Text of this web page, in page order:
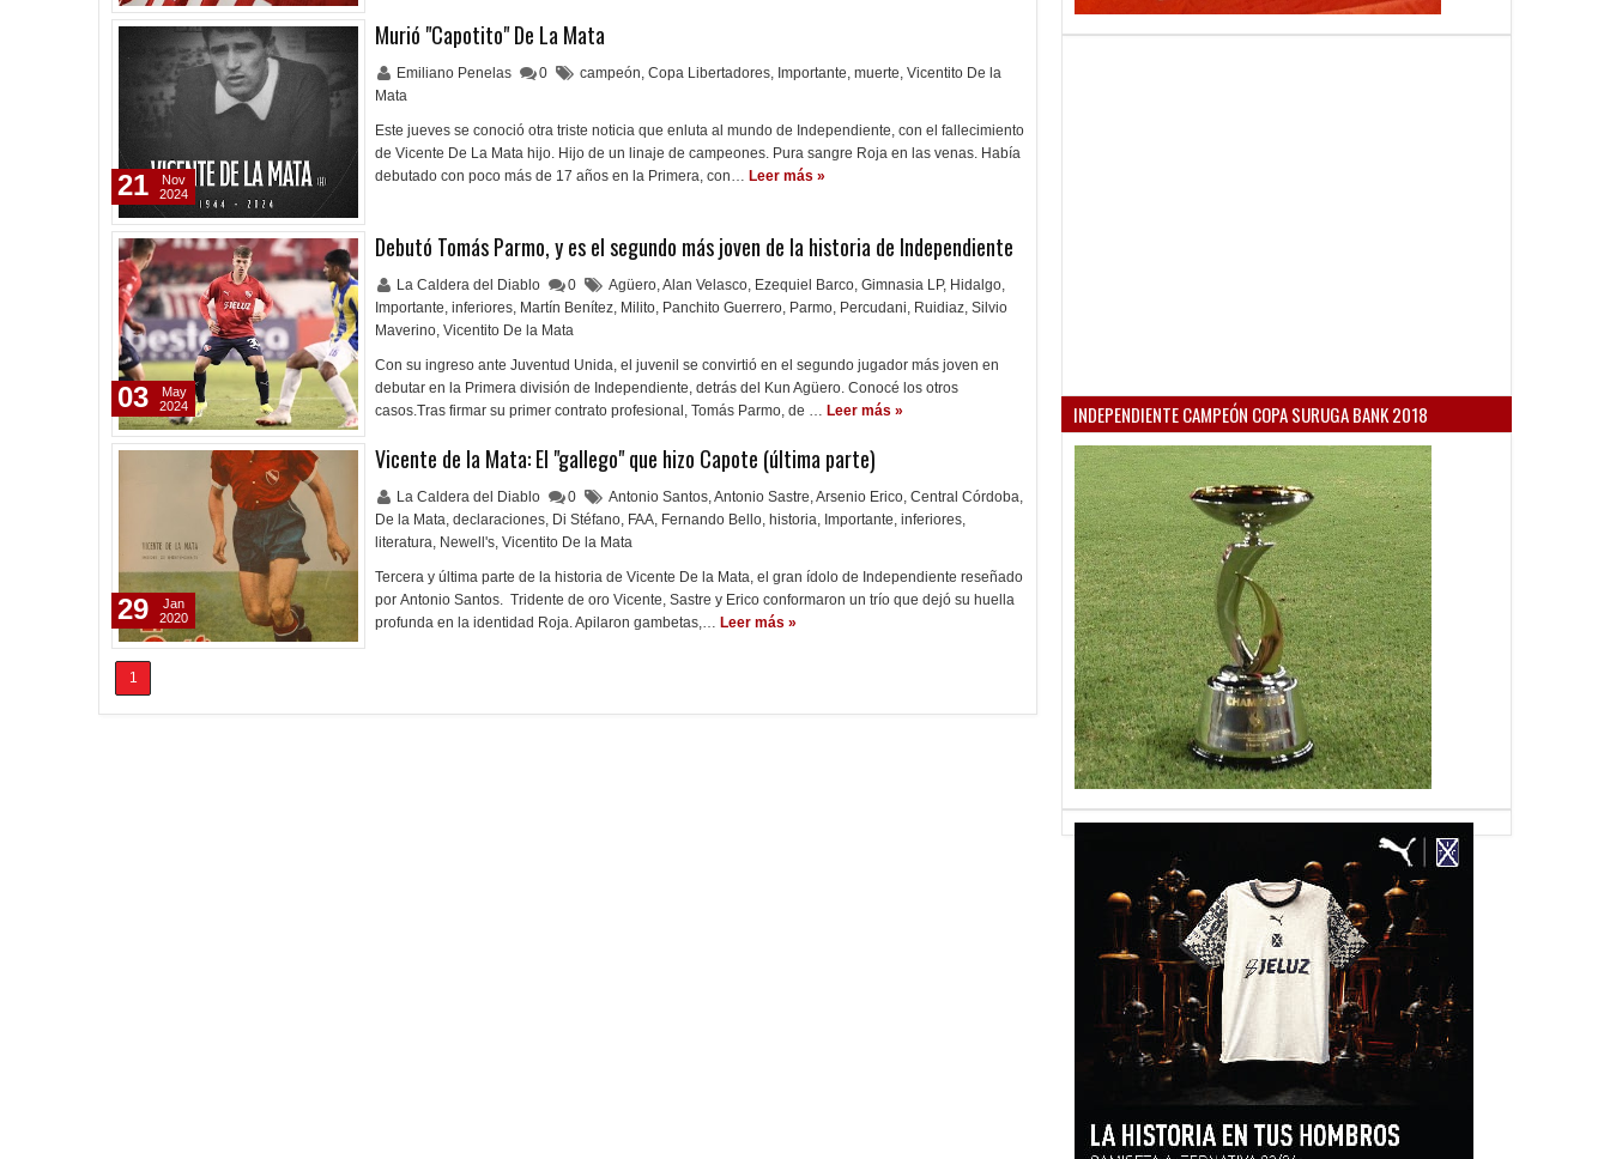
Murió "Capotito" De La Mata
Emiliano Penelas 0 campeón, Copa Libertadores, Importante, muerte, Vicentito De la
Mata
Este jueves se conoció otra triste noticia que enluta al mundo de Independiente, con el fallecimiento
de Vicente De La Mata hijo. Hijo de un linaje de campeones. Pura sangre Roja en las venas. Había
debutado con poco más de 17 años en la Primera, con… Leer más »
21
Nov
2024
Debutó Tomás Parmo, y es el segundo más joven de la historia de Independiente
La Caldera del Diablo 0 Agüero,Alan Velasco, Ezequiel Barco, Gimnasia LP, Hidalgo,
Importante, inferiores, Martín Benítez, Milito, Panchito Guerrero, Parmo, Percudani, Ruidiaz, Silvio
Maverino, Vicentito De la Mata
Con su ingreso ante Juventud Unida, el juvenil se convirtió en el segundo jugador más joven en
debutar en la Primera división de Independiente, detrás del Kun Agüero. Conocé los otros
casos.Tras firmar su primer contrato profesional, Tomás Parmo, de … Leer más »
03
May
2024
Vicente de la Mata: El "gallego" que hizo Capote (última parte)
La Caldera del Diablo 0 Antonio Santos,Antonio Sastre,Arsenio Erico, Central Córdoba,
De la Mata, declaraciones, Di Stéfano, FAA, Fernando Bello, historia, Importante, inferiores,
literatura, Newell's, Vicentito De la Mata
Tercera y última parte de la historia de Vicente De la Mata, el gran ídolo de Independiente reseñado
por Antonio Santos. Tridente de oro Vicente, Sastre y Erico conformaron un trío que dejó su huella
profunda en la identidad Roja. Apilaron gambetas,… Leer más »
29
Jan
2020
1
INDEPENDIENTE CAMPEÓN COPA SURUGA BANK 2018